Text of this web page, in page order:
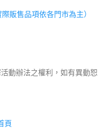
販售品項依各門市為主）
動辦法之權利，如有異動恕
頁